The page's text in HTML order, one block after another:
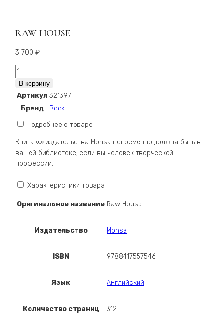
RAW HOUSE
3 700 ₽
Количество
Raw
House
В корзину
Артикул 321397
Бренд
Book
Подробнее о товаре
Книга «» издательства Monsa непременно должна быть в
вашей библиотеке, если вы человек творческой
профессии.
Характеристики товара
Оригинальное название Raw House
Издательство Monsa
ISBN 9788417557546
Язык Английский
Количество страниц 312